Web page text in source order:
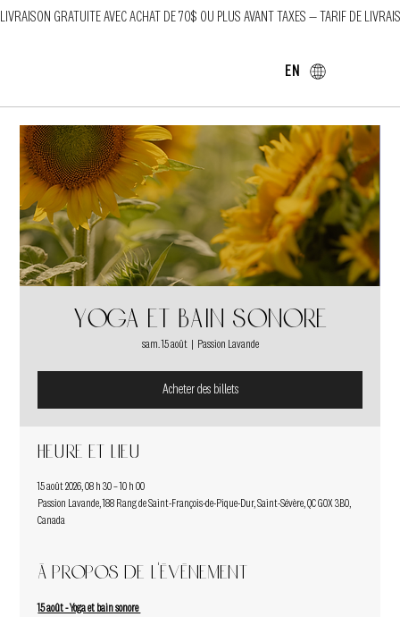
LIVRAISON GRATUITE AVEC ACHAT DE 70$ OU PLUS AVANT TAXES — TARIF DE
EN
Yoga et bain sonore
sam. 15 août
  |
Passion Lavande
Acheter des billets
Heure et lieu
15 août 2026, 08 h 30 – 10 h 00
Passion Lavande, 188 Rang de Saint-François-de-Pique-Dur, Saint-Sévère, QC G0X 3B0,
Canada
À propos de l'événement
15 août - Yoga et bain sonore